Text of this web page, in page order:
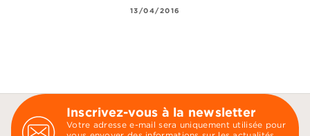
13/04/2016
Inscrivez-vous à la newsletter
Votre adresse e-mail sera uniquement utilisée pour